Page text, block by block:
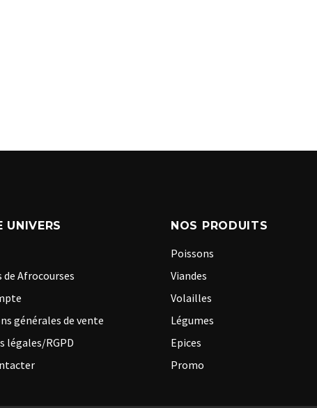
UNIVERS
de Afrocourses
générales de vente
légales/RGPD
NOS PRODUITS
Poissons
Viandes
Volailles
Légumes
Epices
Promo